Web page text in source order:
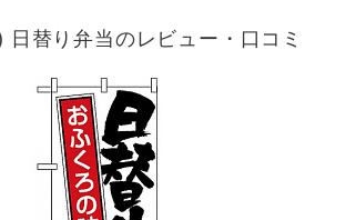
替り弁当のレビュー・口コミ